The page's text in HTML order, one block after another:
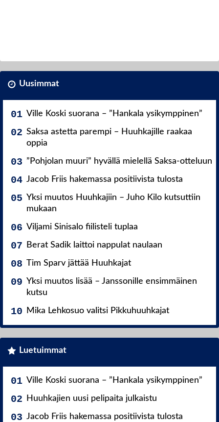
Uusimmat
Ville Koski suorana – ”Hankala ysikymppinen”
Saksa astetta parempi – Huuhkajille raakaa
oppia
”Pohjolan muuri” hyvällä mielellä Saksa-otteluun
Jacob Friis hakemassa positiivista tulosta
Yksi muutos Huuhkajiin – Juho Kilo kutsuttiin
mukaan
Viljami Sinisalo fiilisteli tuplaa
Berat Sadik laittoi nappulat naulaan
Tim Sparv jättää Huuhkajat
Yksi muutos lisää – Janssonille ensimmäinen
kutsu
Mika Lehkosuo valitsi Pikkuhuuhkajat
Luetuimmat
Ville Koski suorana – ”Hankala ysikymppinen”
Huuhkajien uusi pelipaita julkaistu
Jacob Friis hakemassa positiivista tulosta